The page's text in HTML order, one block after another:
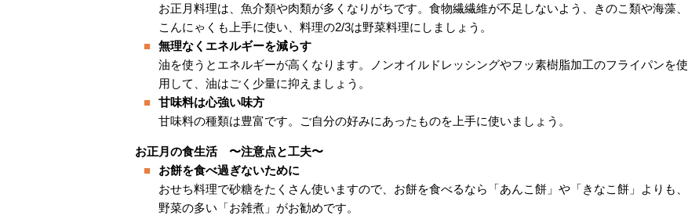
お正月料理は、魚介類や肉類が多くなりがちです。食物繊繊維が不足しないよう、きのこ類や海藻、
こんにゃくも上手に使い、料理の2/3は野菜料理にしましょう。
無理なくエネルギーを減らす
油を使うとエネルギーが高くなります。ノンオイルドレッシングやフッ素樹脂加工のフライパンを使
用して、油はごく少量に抑えましょう。
甘味料は心強い味方
甘味料の種類は豊富です。ご自分の好みにあったものを上手に使いましょう。
お正月の食生活 〜注意点と工夫〜
お餅を食べ過ぎないために
おせち料理で砂糖をたくさん使いますので、お餅を食べるなら「あんこ餅」や「きなこ餅」よりも、
野菜の多い「お雑煮」がお勧めです。